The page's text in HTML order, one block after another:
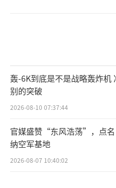
轰-6K到底是不是战略轰炸机
别的突破
2026-08-10 07:37:44
官媒盛赞“东风浩荡”，点
纳空军基地
2026-08-07 10:40:02